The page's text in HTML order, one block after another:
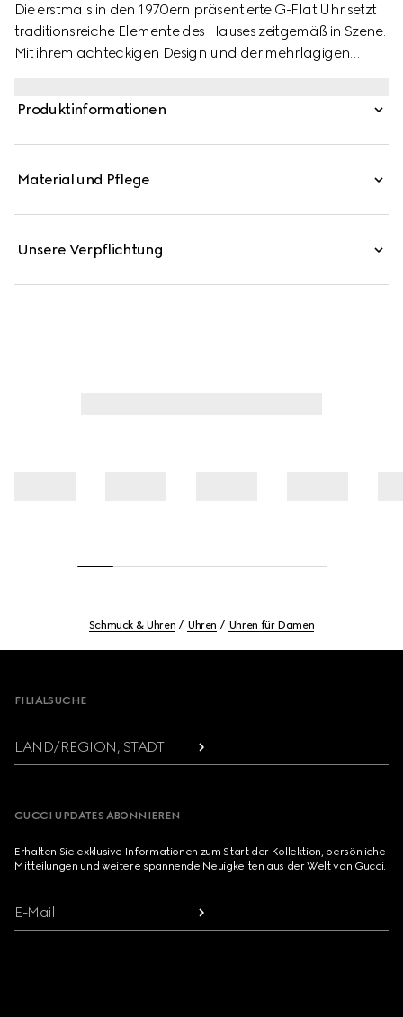
Die erstmals in den 1970ern präsentierte G-Flat Uhr setzt
traditionsreiche Elemente des Hauses zeitgemäß in Szene.
Mit ihrem achteckigen Design und der mehrlagigen
Modell verfügt über ein rosafarbenes, galvanisiertes
Produktinformationen
Material und Pflege
Unsere Verpflichtung
Schmuck & Uhren Uhren Uhren für Damen
FILIALSUCHE
LAND/REGION, STADT
GUCCI UPDATES ABONNIEREN
Erhalten Sie exklusive Informationen zum Start der Kollektion, persönliche
Mitteilungen und weitere spannende Neuigkeiten aus der Welt von Gucci.
E-Mail